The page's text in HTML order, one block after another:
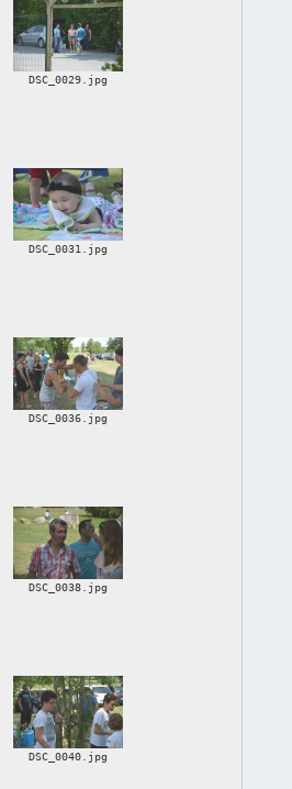
DSC_0029.jpg
DSC_0031.jpg
DSC_0036.jpg
DSC_0038.jpg
DSC_0040.jpg